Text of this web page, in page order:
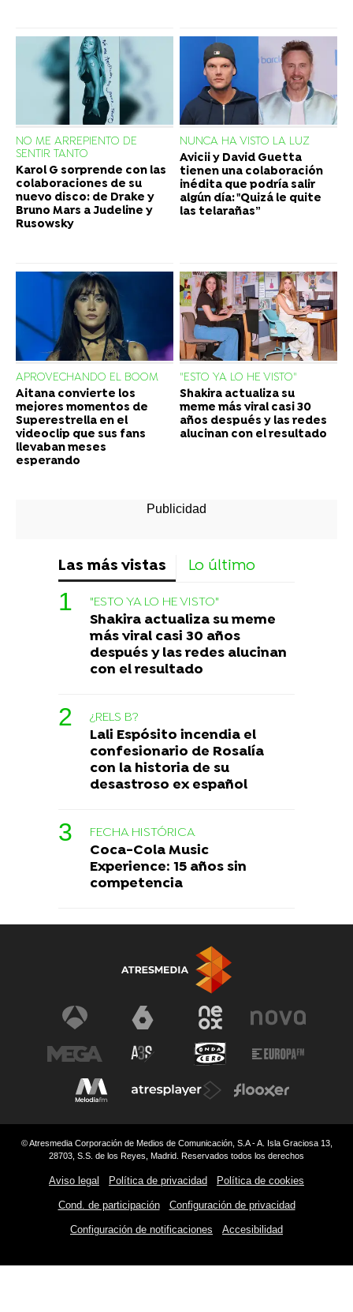
NO ME ARREPIENTO DE
SENTIR TANTO
Karol G sorprende con las
colaboraciones de su
nuevo disco: de Drake y
Bruno Mars a Judeline y
Rusowsky
NUNCA HA VISTO LA LUZ
Avicii y David Guetta
tienen una colaboración
inédita que podría salir
algún día: "Quizá le quite
las telarañas”
APROVECHANDO EL BOOM
Aitana convierte los
mejores momentos de
Superestrella en el
videoclip que sus fans
llevaban meses
esperando
"ESTO YA LO HE VISTO"
Shakira actualiza su
meme más viral casi 30
años después y las redes
alucinan con el resultado
Las más vistas Lo último
"ESTO YA LO HE VISTO"
Shakira actualiza su meme
más viral casi 30 años
después y las redes alucinan
con el resultado
¿RELS B?
Lali Espósito incendia el
confesionario de Rosalía
con la historia de su
desastroso ex español
FECHA HISTÓRICA
Coca-Cola Music
Experience: 15 años sin
competencia
© Atresmedia Corporación de Medios de Comunicación, S.A - A. Isla Graciosa 13,
28703, S.S. de los Reyes, Madrid. Reservados todos los derechos
Aviso legal Política de privacidad Política de cookies
Cond. de participación Configuración de privacidad
Configuración de notificaciones Accesibilidad